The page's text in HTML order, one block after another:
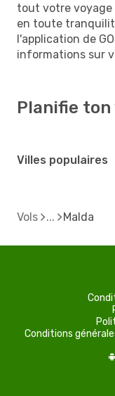
tout votre voyage
en toute
l'application de
informations sur
Planifie ton
Villes populaires
Vols Malda
Conditions
A